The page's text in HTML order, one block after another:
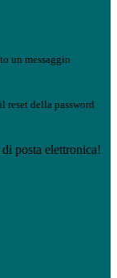
un messaggio
reset della password
posta elettronica!